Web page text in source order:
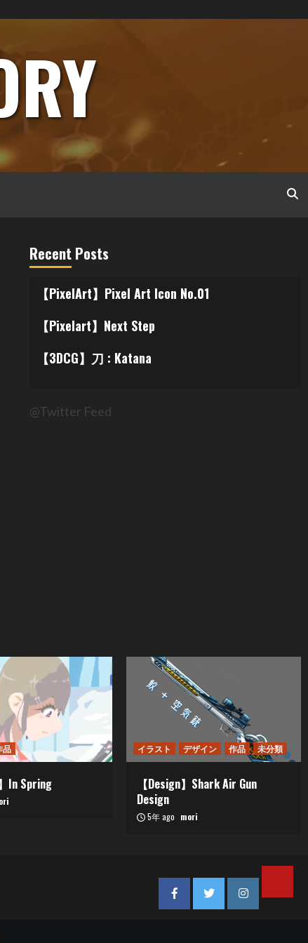
Recent Posts
【PixelArt】Pixel Art Icon No.01
【Pixelart】Next Step
【3DCG】刀 : Katana
@Twitter Feed
品
In Spring
イラスト デザイン 作品 未分類
【Design】Shark Air Gun
Design
5年 ago mori
FacebookTwitterInstagram